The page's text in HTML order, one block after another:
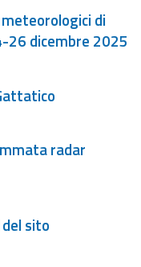
di
26 dicembre 2025
radar
sito